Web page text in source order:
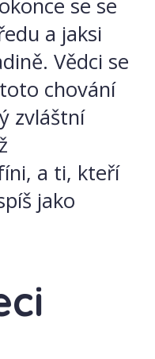
se se
a jaksi
Vědci se
chování
zvláštní
a ti, kteří
jako